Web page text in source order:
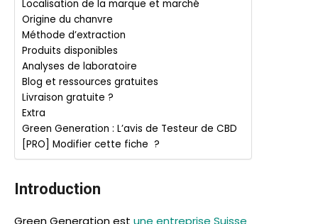
Localisation de la marque et marché
Origine du chanvre
Méthode d’extraction
Produits disponibles
Analyses de laboratoire
Blog et ressources gratuites
Livraison gratuite ?
Extra
Green Generation : L’avis de Testeur de CBD
[PRO] Modifier cette fiche ?
Introduction
Green Generation est une entreprise Suisse